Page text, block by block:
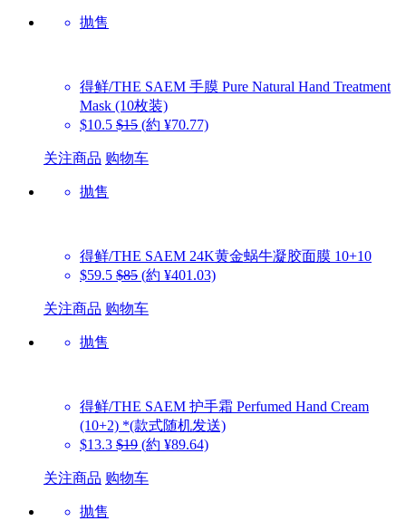
抛售
得鲜/THE SAEM 手膜 Pure Natural Hand Treatment
Mask (10枚装)
$10.5 $15 (約 ¥70.77)
关注商品 购物车
抛售
得鲜/THE SAEM 24K黄金蜗牛凝胶面膜 10+10
$59.5 $85 (約 ¥401.03)
关注商品 购物车
抛售
得鲜/THE SAEM 护手霜 Perfumed Hand Cream
(10+2) *(款式随机发送)
$13.3 $19 (約 ¥89.64)
关注商品 购物车
抛售